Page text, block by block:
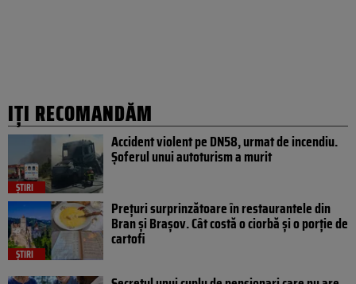
IȚI RECOMANDĂM
ȘTIRI
Accident violent pe DN58, urmat de incendiu.
Șoferul unui autoturism a murit
ȘTIRI
Prețuri surprinzătoare în restaurantele din
Bran și Brașov. Cât costă o ciorbă și o porție de
cartofi